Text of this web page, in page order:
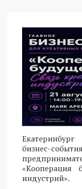
бизнес-
«Кооперация
индустрий».